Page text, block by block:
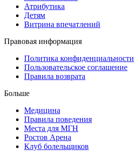
Атрибутика
Детям
Витрина впечатлений
Правовая информация
Политика конфиденциальности
Пользовательское соглашение
Правила возврата
Больше
Медицина
Правила поведения
Места для МГН
Ростов Арена
Клуб болельщиков